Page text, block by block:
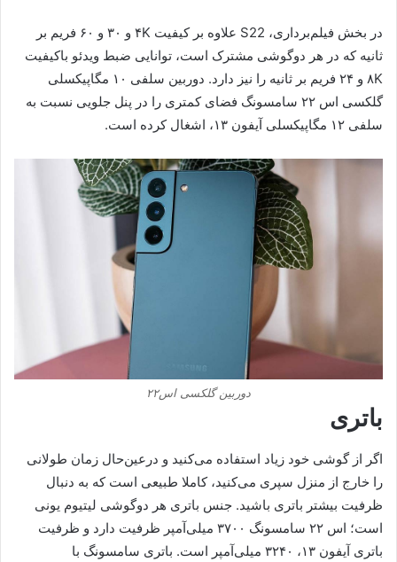
در بخش فیلم‌برداری، S22 علاوه بر کیفیت ۴K و ۳۰ و ۶۰ فریم بر
ثانیه که در هر دوگوشی مشترک است، توانایی ضبط ویدئو باکیفیت
۸K و ۲۴ فریم بر ثانیه را نیز دارد. دوربین سلفی ۱۰ مگاپیکسلی
گلکسی اس ۲۲ سامسونگ فضای کمتری را در پنل جلویی نسبت به
سلفی ۱۲ مگاپیکسلی آیفون ۱۳، اشغال کرده است.
دوربین گلکسی اس۲۲
باتری
اگر از گوشی خود زیاد استفاده می‌کنید و درعین‌حال زمان طولانی
را خارج از منزل سپری می‌کنید، کاملا طبیعی است که به دنبال
ظرفیت بیشتر باتری باشید. جنس باتری هر دوگوشی لیتیوم یونی
است؛ اس ۲۲ سامسونگ ۳۷۰۰ میلی‌آمپر ظرفیت دارد و ظرفیت
باتری آیفون ۱۳، ۳۲۴۰ میلی‌آمپر است. باتری سامسونگ با